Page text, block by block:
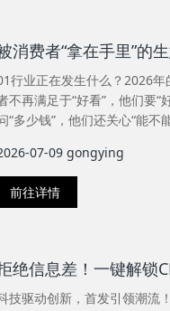
消费者“拿在手里”的
行业正在发生什么？2026
不再满足于“好看”，他们要“
“多少钱”，他们还关心“能不
07-09 gongying
前往详情
绝信息差！一键解锁
技驱动创新，首发引领潮流